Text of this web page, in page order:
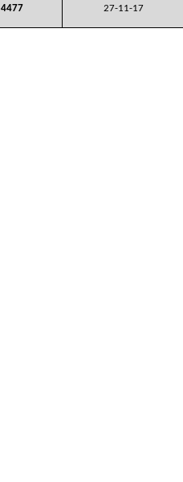
4477 27-11-17